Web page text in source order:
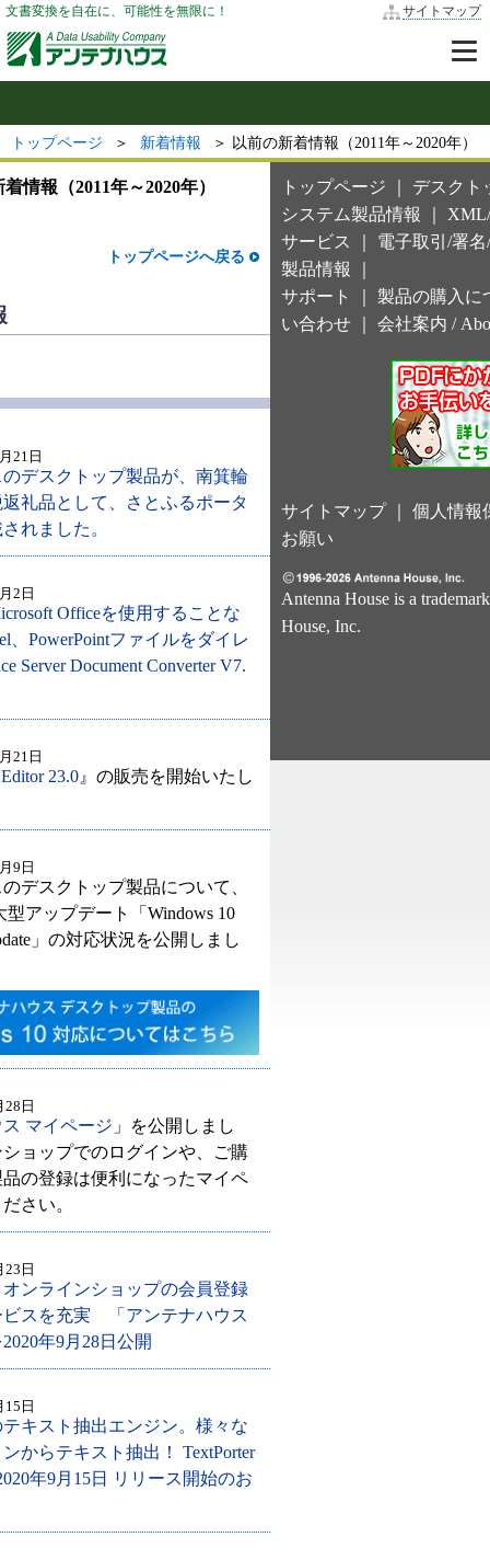
文書変換を自在に、可能性を無限に！ サイトマップ
トップページ ＞ 新着情報 ＞ 以前の新着情報（2011年～2020年）
情報（2011年～2020年）
トップページへ戻る
21日
デスクトップ製品が、南箕輪
礼品として、さとふるポータ
れました。
2日
Officeを使用することな
、PowerPointファイルをダイレ
Server Document Converter V7.
21日
23.0 』の販売を開始いたし
9日
デスクトップ製品について、
型アップデート「Windows 10
」の対応状況を公開しまし
28日
マイページ 」を公開しまし
ョップでのログインや、ご購
の登録は便利になったマイペ
さい。
23日
ンラインショップの会員登録
ビスを充実 「アンテナハウス
年9月28日公開
15日
キスト抽出エンジン。様々な
からテキスト抽出！ TextPorter
年9月15日 リリース開始のお
トップページ
デスクト
システム製品情報
サービス
電子取引/署
製品情報
サポート
製品の購入に
い合わせ
会社案内 /
サイトマップ｜ 個人情報
お願い
Antenna House is a
House, Inc.